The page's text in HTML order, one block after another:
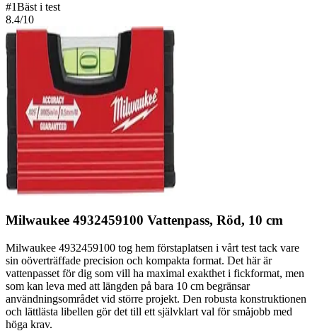
#1Bäst i test
8.4/10
Milwaukee 4932459100 Vattenpass, Röd, 10 cm
Milwaukee 4932459100 tog hem förstaplatsen i vårt test tack vare
sin oöverträffade precision och kompakta format. Det här är
vattenpasset för dig som vill ha maximal exakthet i fickformat, men
som kan leva med att längden på bara 10 cm begränsar
användningsområdet vid större projekt. Den robusta konstruktionen
och lättlästa libellen gör det till ett självklart val för småjobb med
höga krav.